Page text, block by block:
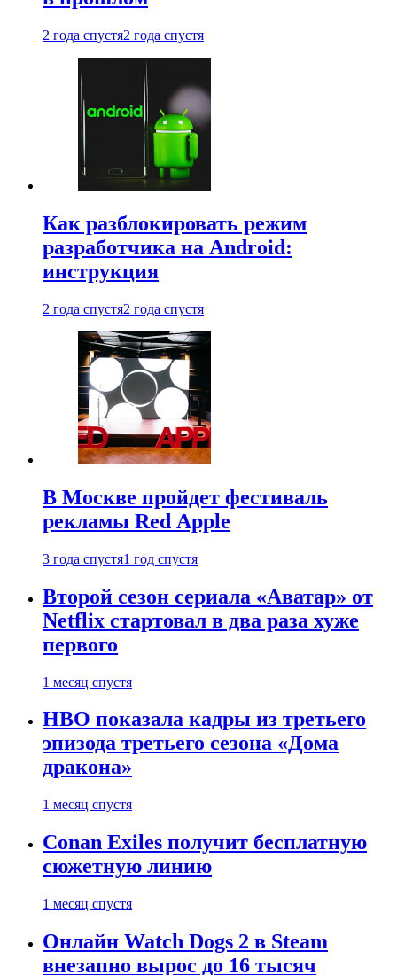
2 года спустя2 года спустя
Как разблокировать режим
разработчика на Android:
инструкция
2 года спустя2 года спустя
В Москве пройдет фестиваль
рекламы Red Apple
3 года спустя1 год спустя
Второй сезон сериала «Аватар» от
Netflix стартовал в два раза хуже
первого
1 месяц спустя
HBO показала кадры из третьего
эпизода третьего сезона «Дома
дракона»
1 месяц спустя
Conan Exiles получит бесплатную
сюжетную линию
1 месяц спустя
Онлайн Watch Dogs 2 в Steam
внезапно вырос до 16 тысяч